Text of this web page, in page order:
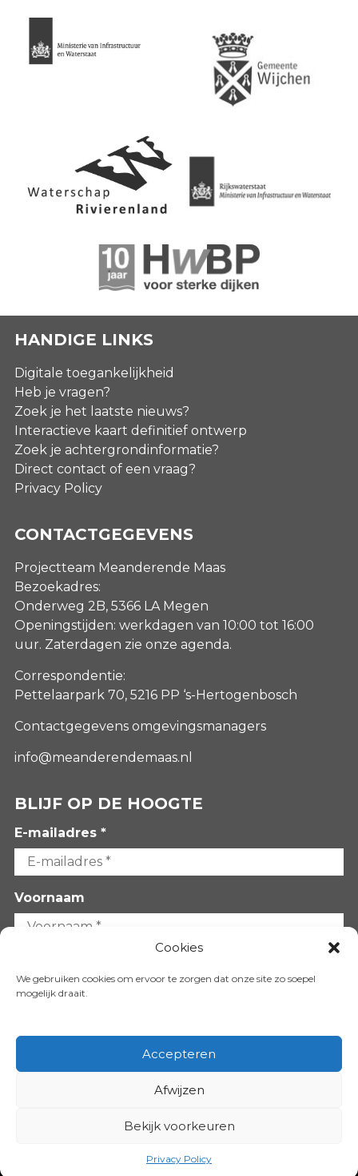
Cookies
We gebruiken cookies om ervoor te zorgen dat onze site zo soepel
mogelijk draait.
Accepteren
Afwijzen
Bekijk voorkeuren
Privacy Policy
HANDIGE LINKS
Digitale toegankelijkheid
Heb je vragen?
Zoek je het laatste nieuws?
Interactieve kaart definitief ontwerp
Zoek je achtergrondinformatie?
Direct contact of een vraag?
Privacy Policy
CONTACTGEGEVENS
Projectteam Meanderende Maas
Bezoekadres:
Onderweg 2B, 5366 LA Megen
Openingstijden: werkdagen van 10:00 tot 16:00
uur. Zaterdagen zie onze agenda.
Correspondentie:
Pettelaarpark 70, 5216 PP ‘s-Hertogenbosch
Contactgegevens omgevingsmanagers
info@meanderendemaas.nl
BLIJF OP DE HOOGTE
E-mailadres *
Voornaam
VOLG ONS OP: